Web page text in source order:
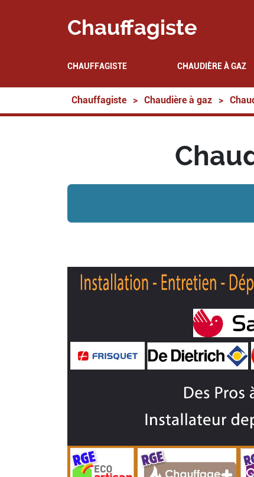
Chauffagiste
CHAUFFAGISTE CHAUDIÈRE À GAZ
Chauffagiste > Chaudière à gaz >